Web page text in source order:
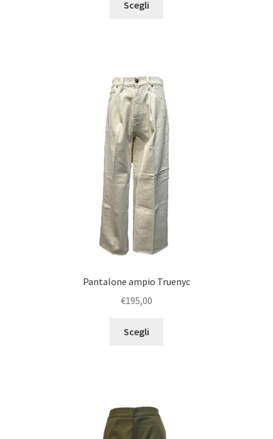
Scegli
Pantalone ampio Truenyc
€195,00
Scegli